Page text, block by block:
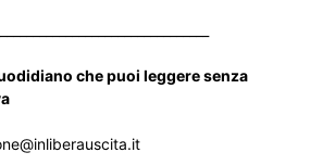
che puoi leggere senza